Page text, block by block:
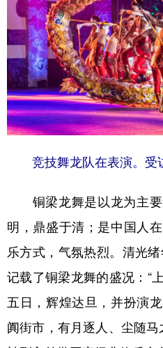
辽宁 吉林
浙江 安徽
山东 河南
广东 广西
四川 贵州
陕西 甘肃
English Español
Русский язык
Deutsch Português
竞技舞龙队在表演。受
铜梁龙舞是以龙为主要
明，鼎盛于清；是中国人
乐方式，气氛热烈。清光绪
记载了铜梁龙舞的盛况：“
五日，辉煌达旦，并扮演
阗街市，有月逐人、尘随